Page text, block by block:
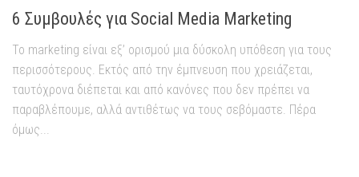
6 Συμβουλές για Social Media Marketing
Το marketing είναι εξ’ ορισμού μια δύσκολη υπόθεση για τους
περισσότερους. Εκτός από την έμπνευση που χρειάζεται,
ταυτόχρονα διέπεται και από κανόνες που δεν πρέπει να
παραβλέπουμε, αλλά αντιθέτως να τους σεβόμαστε. Πέρα
όμως...